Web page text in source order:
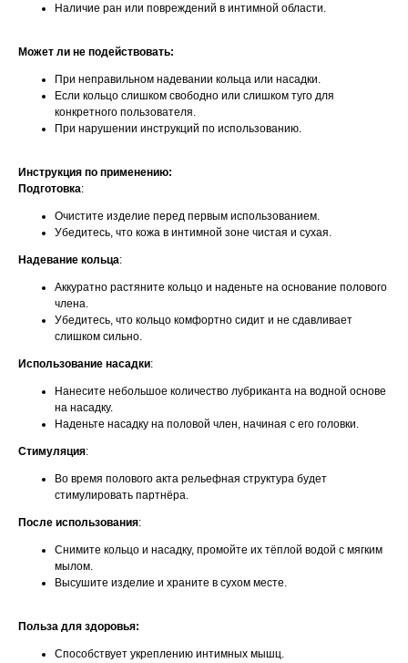
Наличие ран или повреждений в интимной области.
Может ли не подействовать:
При неправильном надевании кольца или насадки.
Если кольцо слишком свободно или слишком туго для
конкретного пользователя.
При нарушении инструкций по использованию.
Инструкция по применению:
Подготовка:
Очистите изделие перед первым использованием.
Убедитесь, что кожа в интимной зоне чистая и сухая.
Надевание кольца:
Аккуратно растяните кольцо и наденьте на основание полового
члена.
Убедитесь, что кольцо комфортно сидит и не сдавливает
слишком сильно.
Использование насадки:
Нанесите небольшое количество лубриканта на водной основе
на насадку.
Наденьте насадку на половой член, начиная с его головки.
Стимуляция:
Во время полового акта рельефная структура будет
стимулировать партнёра.
После использования:
Снимите кольцо и насадку, промойте их тёплой водой с мягким
мылом.
Высушите изделие и храните в сухом месте.
Польза для здоровья:
Способствует укреплению интимных мышц.